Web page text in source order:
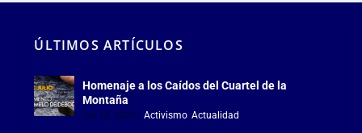
ÚLTIMOS ARTÍCULOS
Homenaje a los Caídos del Cuartel de la
Montaña
Jul 18, 2026 |Activismo ,Actualidad